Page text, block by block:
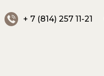
+ 7 (814) 257 11-21